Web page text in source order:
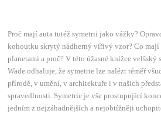
Proč mají auta tutéž symetrii jako vážky?
kohoutku skrytý nádherný vířivý vzor? Co mají
planetami a proč? V této úžasné knížce
Wade odhaluje, že symetrie lze nalézt téměř
přírodě, v umění, v architektuře i v našich
spravedlnosti. Symetrie je vše prostupující
jedním z nejzáhadnějších a nejobtížněji